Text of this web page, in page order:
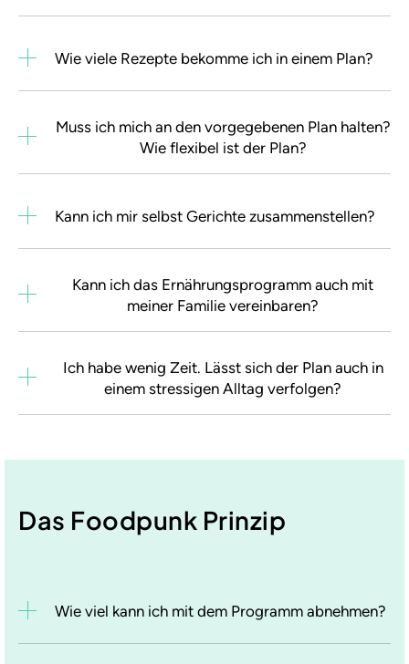
Wie viele Rezepte bekomme ich in einem Plan?
Muss ich mich an den vorgegebenen Plan halten?
Wie flexibel ist der Plan?
Kann ich mir selbst Gerichte zusammenstellen?
Kann ich das Ernährungsprogramm auch mit
meiner Familie vereinbaren?
Ich habe wenig Zeit. Lässt sich der Plan auch in
einem stressigen Alltag verfolgen?
Das Foodpunk Prinzip
Wie viel kann ich mit dem Programm abnehmen?